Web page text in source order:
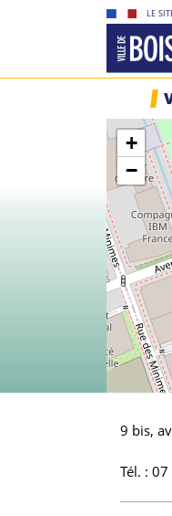
LE
de
ville
de
Bois-
Colombes
+
−
9 bis,
Tél. :